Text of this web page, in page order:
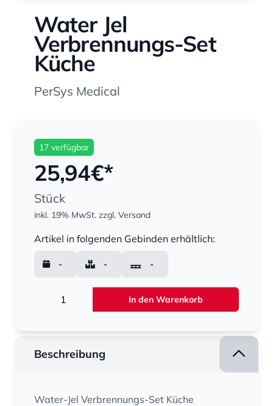
Water Jel
Verbrennungs-Set
Küche
PerSys Medical
17 verfügbar
25,94€*
Stück
inkl. 19% MwSt. zzgl. Versand
Artikel in folgenden Gebinden erhältlich:
- - -
In den Warenkorb
Beschreibung
Water-Jel Verbrennungs-Set Küche